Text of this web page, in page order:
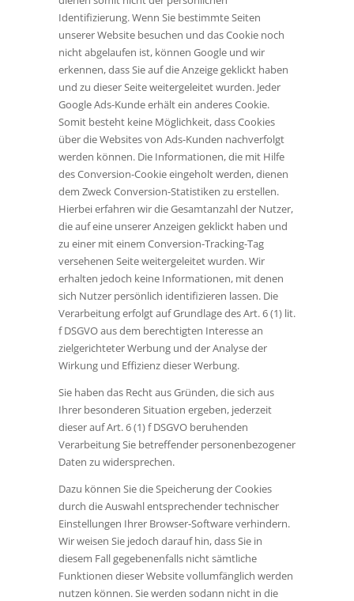
Identifizierung. Wenn Sie bestimmte Seiten
unserer Website besuchen und das Cookie noch
nicht abgelaufen ist, können Google und wir
erkennen, dass Sie auf die Anzeige geklickt haben
und zu dieser Seite weitergeleitet wurden. Jeder
Google Ads-Kunde erhält ein anderes Cookie.
Somit besteht keine Möglichkeit, dass Cookies
über die Websites von Ads-Kunden nachverfolgt
werden können. Die Informationen, die mit Hilfe
des Conversion-Cookie eingeholt werden, dienen
dem Zweck Conversion-Statistiken zu erstellen.
Hierbei erfahren wir die Gesamtanzahl der Nutzer,
die auf eine unserer Anzeigen geklickt haben und
zu einer mit einem Conversion-Tracking-Tag
versehenen Seite weitergeleitet wurden. Wir
erhalten jedoch keine Informationen, mit denen
sich Nutzer persönlich identifizieren lassen. Die
Verarbeitung erfolgt auf Grundlage des Art. 6 (1) lit.
f DSGVO aus dem berechtigten Interesse an
zielgerichteter Werbung und der Analyse der
Wirkung und Effizienz dieser Werbung.
Sie haben das Recht aus Gründen, die sich aus
Ihrer besonderen Situation ergeben, jederzeit
dieser auf Art. 6 (1) f DSGVO beruhenden
Verarbeitung Sie betreffender personenbezogener
Daten zu widersprechen.
Dazu können Sie die Speicherung der Cookies
durch die Auswahl entsprechender technischer
Einstellungen Ihrer Browser-Software verhindern.
Wir weisen Sie jedoch darauf hin, dass Sie in
diesem Fall gegebenenfalls nicht sämtliche
Funktionen dieser Website vollumfänglich werden
nutzen können. Sie werden sodann nicht in die